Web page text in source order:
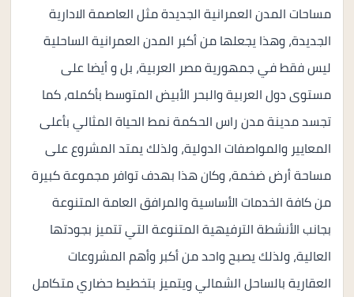
مساحات المدن العمرانية الجديدة مثل العاصمة الادارية
الجديدة، وهذا يجعلها من أكبر المدن العمرانية الساحلية
ليس فقط في جمهورية مصر العربية، بل و أيضا على
مستوى دول العربية والبحر الأبيض المتوسط بأكمله، كما
تجسد مدينة مدن راس الحكمة نمط الحياة المثالي بأعلى
المعايير والمواصفات الدولية، ولذلك يمتد المشروع على
مساحة أرض ضخمة، وكان هذا بهدف توافر مجموعة كبيرة
من كافة الخدمات الأساسية والمرافق العامة المتنوعة
بجانب الأنشطة الترفيهية المتنوعة التي تتميز بجودتها
العالية، ولذلك يصبح واحد من أكبر وأهم المشروعات
العقارية بالساحل الشمالي ويتميز بتخطيط حضاري متكامل